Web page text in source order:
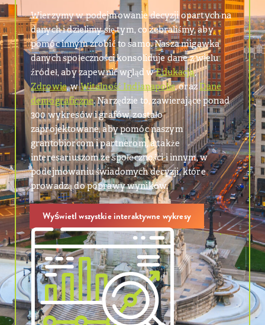
Wierzymy w podejmowanie decyzji opartych na
danych i dzielimy się tym, co zebraliśmy, aby
pomóc innym zrobić to samo. Nasza migawka
danych społeczności konsoliduje dane z wielu
źródeł, aby zapewnić wgląd wEdukacja,
Zdrowie, wWitalność Indianapolis, orazDane
demograficzne. Narzędzie to, zawierające ponad
300 wykresów i grafów, zostało
zaprojektowane, aby pomóc naszym
grantobiorcom i partnerom, a także
interesariuszom ze społeczności i innym, w
podejmowaniu świadomych decyzji, które
prowadzą do poprawy wyników.
Wyświetl wszystkie interaktywne wykresy